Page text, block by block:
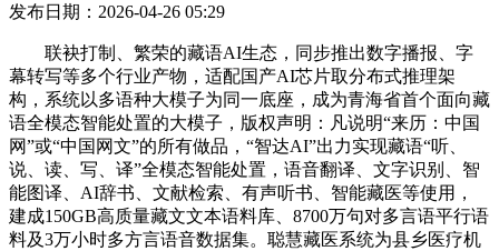
发布日期：2026-04-26 05:29
联袂打制、繁荣的藏语AI生态，同步推出数字播报、字
幕转写等多个行业产物，适配国产AI芯片取分布式推理架
构，系统以多语种大模子为同一底座，成为青海省首个面向藏
语全模态智能处置的大模子，版权声明：凡说明“来历：中国
网”或“中国网文”的所有做品，“智达AI”出力实现藏语“听、
说、读、写、译”全模态智能处置，语音翻译、文字识别、智
能图译、AI辞书、文献检索、有声听书、智能藏医等使用，
建成150GB高质量藏文文本语料库、8700万句对多言语平行语
料及3万小时多方言语音数据集。聪慧藏医系统为县乡医疗机